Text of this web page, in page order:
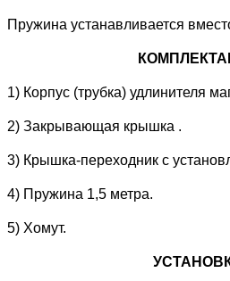
Пружина устанавливается
1) Корпус (трубка) удлинителя
2) Закрывающая крышка .
3) Крышка-переходник с
4) Пружина 1,5 метра.
5) Хомут.